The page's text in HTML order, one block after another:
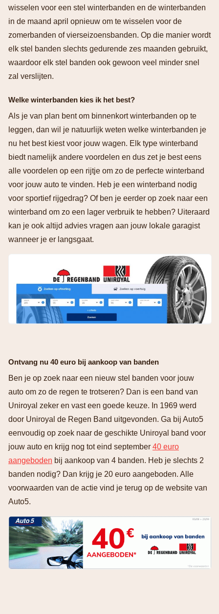
wisselen voor een stel winterbanden en de winterbanden
in de maand april opnieuw om te wisselen voor de
zomerbanden of vierseizoensbanden. Op die manier wordt
elk stel banden slechts gedurende zes maanden gebruikt,
waardoor elk stel banden ook gewoon veel minder snel
zal verslijten.
Welke winterbanden kies ik het best?
Als je van plan bent om binnenkort winterbanden op te
leggen, dan wil je natuurlijk weten welke winterbanden je
nu het best kiest voor jouw wagen. Elk type winterband
biedt namelijk andere voordelen en dus zet je best eens
alle voordelen op een rijtje om zo de perfecte winterband
voor jouw auto te vinden. Heb je een winterband nodig
voor sportief rijgedrag? Of ben je eerder op zoek naar een
winterband om zo een lager verbruik te hebben? Uiteraard
kan je ook altijd advies vragen aan jouw lokale garagist
wanneer je er langsgaat.
Ontvang nu 40 euro bij aankoop van banden
Ben je op zoek naar een nieuw stel banden voor jouw
auto om zo de regen te trotseren? Dan is een band van
Uniroyal zeker en vast een goede keuze. In 1969 werd
door Uniroyal de Regen Band uitgevonden. Ga bij Auto5
eenvoudig op zoek naar de geschikte Uniroyal band voor
jouw auto en krijg nog tot eind september 40 euro
aangeboden bij aankoop van 4 banden. Heb je slechts 2
banden nodig? Dan krijg je 20 euro aangeboden. Alle
voorwaarden van de actie vind je terug op de website van
Auto5.